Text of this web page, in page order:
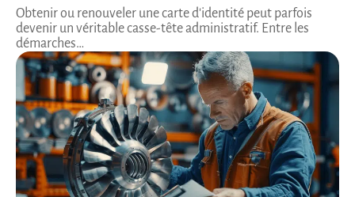
Obtenir ou renouveler une carte d'identité peut parfois
devenir un véritable casse-tête administratif. Entre les
démarches…